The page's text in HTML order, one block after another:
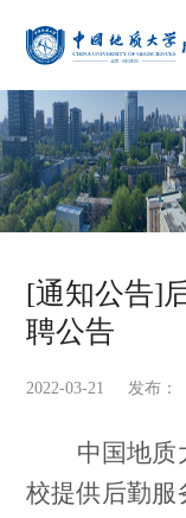
[通知公告]
聘公告
2022-03-21 发布：
中国地质
校提供后勤服